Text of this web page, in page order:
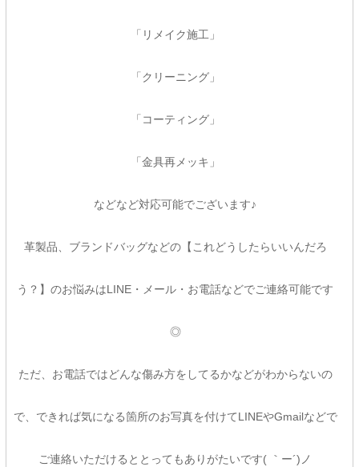
「リメイク施工」
「クリーニング」
「コーティング」
「金具再メッキ」
などなど対応可能でございます♪
革製品、ブランドバッグなどの【これどうしたらいいんだろ
う？】のお悩みはLINE・メール・お電話などでご連絡可能です
◎
ただ、お電話ではどんな傷み方をしてるかなどがわからないの
で、できれば気になる箇所のお写真を付けてLINEやGmailなどで
ご連絡いただけるととってもありがたいです( ｀ー´)ノ